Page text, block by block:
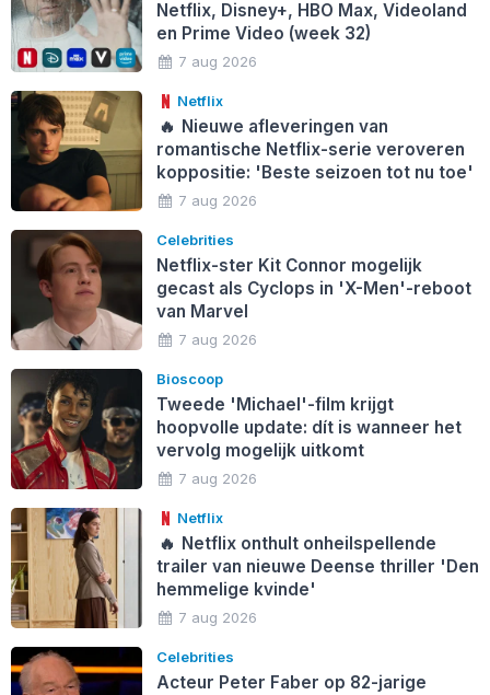
Netflix, Disney+, HBO Max, Videoland
en Prime Video (week 32)
7 aug 2026
Netflix
🔥 Nieuwe afleveringen van
romantische Netflix-serie veroveren
koppositie: 'Beste seizoen tot nu toe'
7 aug 2026
Celebrities
Netflix-ster Kit Connor mogelijk
gecast als Cyclops in 'X-Men'-reboot
van Marvel
7 aug 2026
Bioscoop
Tweede 'Michael'-film krijgt
hoopvolle update: dít is wanneer het
vervolg mogelijk uitkomt
7 aug 2026
Netflix
🔥 Netflix onthult onheilspellende
trailer van nieuwe Deense thriller 'Den
hemmelige kvinde'
7 aug 2026
Celebrities
Acteur Peter Faber op 82-jarige